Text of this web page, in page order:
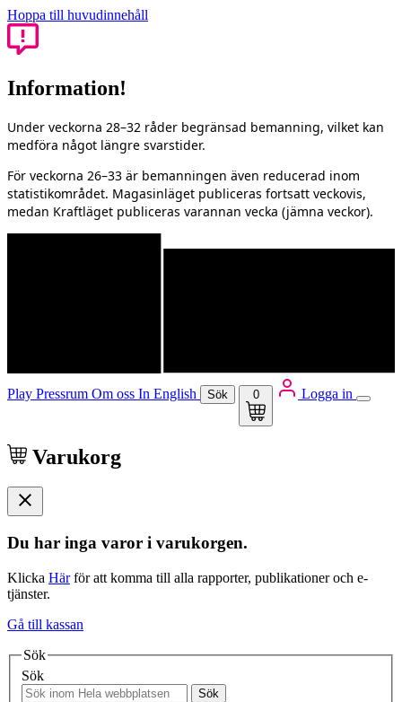
Hoppa till huvudinnehåll
Information!
Under veckorna 28–32 råder begränsad bemanning, vilket kan
medföra något längre svarstider.
För veckorna 26–33 är bemanningen även reducerad inom
statistikområdet. Magasinläget publiceras fortsatt veckovis,
medan Kraftläget publiceras varannan vecka (jämna veckor).
Play Pressrum Om oss In English Sök 0 Logga in
Varukorg
Du har inga varor i varukorgen.
Klicka Härför att komma till alla rapporter, publikationer och e-
tjänster.
Gå till kassan
Sök
Sök
Sök